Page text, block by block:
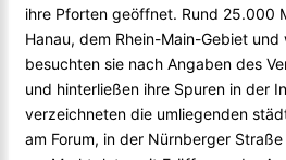
ihre Pforten geöffnet. Rund 25.000
Hanau, dem Rhein-Main-Gebiet
besuchten sie nach Angaben des
und hinterließen ihre Spuren in der
verzeichneten die umliegenden
am Forum, in der Nürnberger